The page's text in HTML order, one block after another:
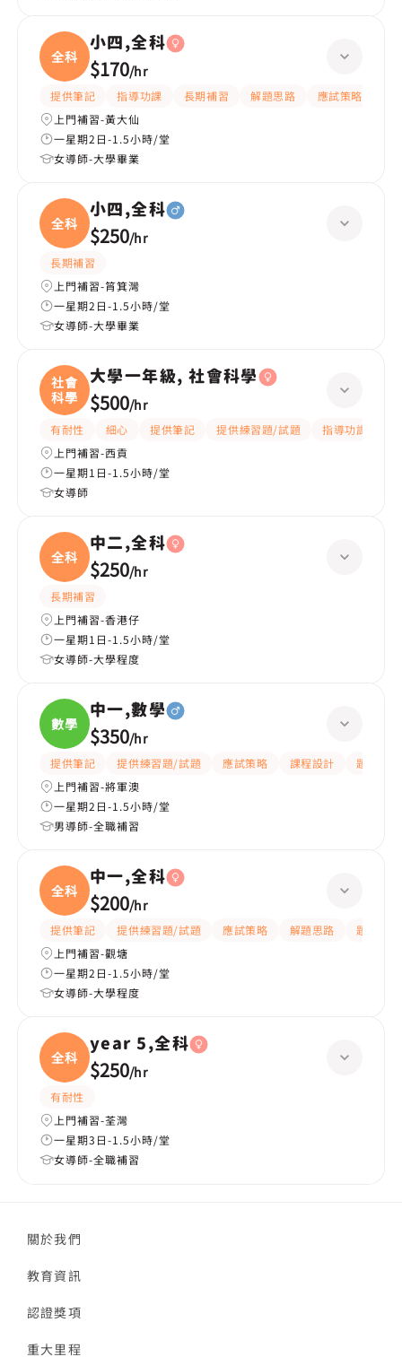
全科
小四,全科
$170/hr
提供筆記 指導功課 長期補習 解題思路 應試策略
上門補習-黃大仙
一星期2日-1.5小時/堂
女導師-大學畢業
全科
小四,全科
$250/hr
長期補習
上門補習-筲箕灣
一星期2日-1.5小時/堂
女導師-大學畢業
社會
科學
大學一年級, 社會科學
$500/hr
有耐性 細心 提供筆記 提供練習題/試題 指導功課
上門補習-西貢
一星期1日-1.5小時/堂
女導師
全科
中二,全科
$250/hr
長期補習
上門補習-香港仔
一星期1日-1.5小時/堂
女導師-大學程度
數學
中一,數學
$350/hr
提供筆記 提供練習題/試題 應試策略 課程設計
題目講解
上門補習-將軍澳
一星期2日-1.5小時/堂
男導師-全職補習
全科
中一,全科
$200/hr
提供筆記 提供練習題/試題 應試策略 解題思路
題目講解
上門補習-觀塘
一星期2日-1.5小時/堂
女導師-大學程度
全科
year 5,全科
$250/hr
有耐性
上門補習-荃灣
一星期3日-1.5小時/堂
女導師-全職補習
關於我們
教育資訊
認證獎項
重大里程